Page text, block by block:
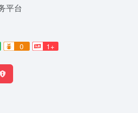
平台
0 1+